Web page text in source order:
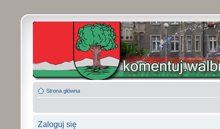
Strona główna
Zaloguj się